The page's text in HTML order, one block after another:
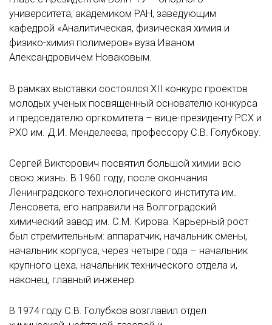
университета, академиком РАН, заведующим
кафедрой «Аналитическая, физическая химия и
физико-химия полимеров» вуза Иваном
Александровичем Новаковым.
В рамках выставки состоялся XII конкурс проектов
молодых ученых посвященный основателю конкурса
и председателю оргкомитета – вице-президенту РСХ и
РХО им. Д.И. Менделеева, профессору С.В. Голубкову.
Сергей Викторович посвятил большой химии всю
свою жизнь. В 1960 году, после окончания
Ленинградского технологического института им.
Ленсовета, его направили на Волгоградский
химический завод им. С.М. Кирова. Карьерный рост
был стремительным: аппаратчик, начальник смены,
начальник корпуса, через четыре года – начальник
крупного цеха, начальник технического отдела и,
наконец, главный инженер.
В 1974 году С.В. Голубков возглавил отдел